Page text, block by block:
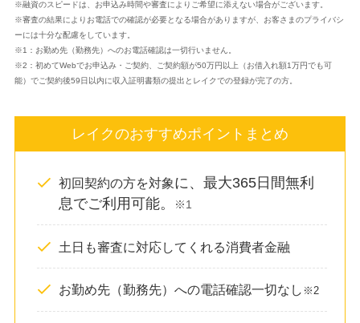
※融資のスピードは、お申込み時間や審査によりご希望に添えない場合がございます。
※審査の結果によりお電話での確認が必要となる場合がありますが、お客さまのプライバシ
ーには十分な配慮をしています。
※1：お勤め先（勤務先）へのお電話確認は一切行いません。
※2：初めてWebでお申込み・ご契約、ご契約額が50万円以上（お借入れ額1万円でも可
能）でご契約後59日以内に収入証明書類の提出とレイクでの登録が完了の方。
レイクのおすすめポイントまとめ
初回契約の方を対象に、最大365日間無利
息でご利用可能。
※1
土日も審査に対応してくれる消費者金融
お勤め先（勤務先）への電話確認一切なし ※2